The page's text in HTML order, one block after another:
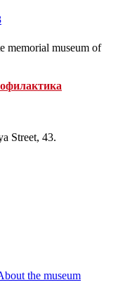
memorial museum of
Street, 43.
the museum